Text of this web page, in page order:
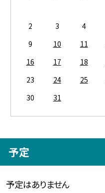
2
3 4
9
10 11
16
17 18
23
24 25
30
31
予定
予定はありません